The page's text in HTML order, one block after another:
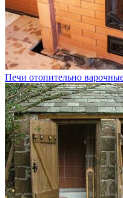
Печи отопительно